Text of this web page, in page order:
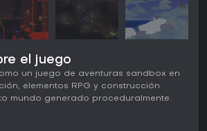
el juego
un juego de aventuras sandbox en
elementos RPG y construcción
mundo generado proceduralmente.